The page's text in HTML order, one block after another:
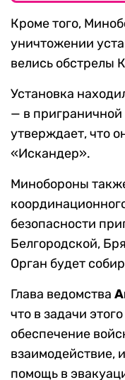
Кроме того,
уничтожении
велись обстрелы
Установка
— в
утверждает, что
«Искандер».
Минобороны
безопасности
Белгородской,
Орган будет
Глава ведомства
что в задачи
обеспечение
взаимодействие,
помощь в